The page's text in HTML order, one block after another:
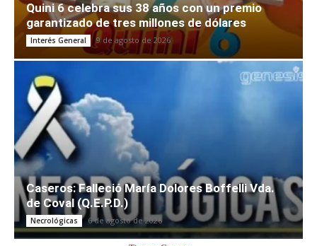
Quini 6 celebra sus 38 años con un premio
garantizado de tres millones de dólares
Interés General 9 de agosto de 2026
Caseros: Falleció María Dolores Boffelli Vda.
de Coval (Q.E.P.D.)
Necrológicas 6 de agosto de 2026